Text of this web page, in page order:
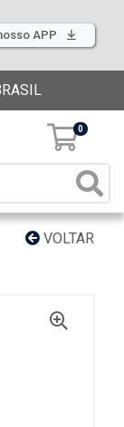
APP
0
VOLTAR